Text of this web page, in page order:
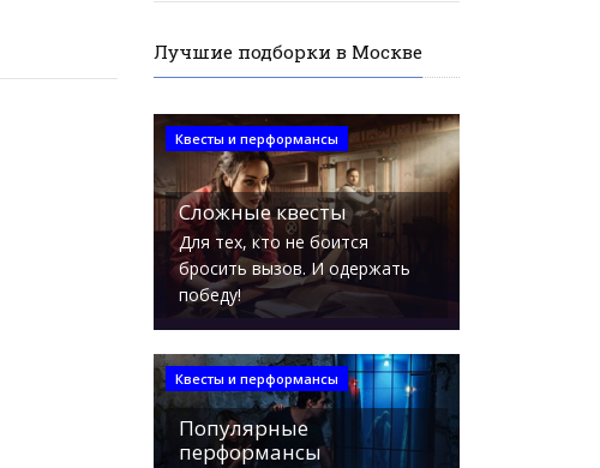
Лучшие подборки в Москве
Квесты и перформансы
Сложные квесты
Для тех, кто не боится
бросить вызов. И одержать
победу!
Квесты и перформансы
Популярные
перформансы